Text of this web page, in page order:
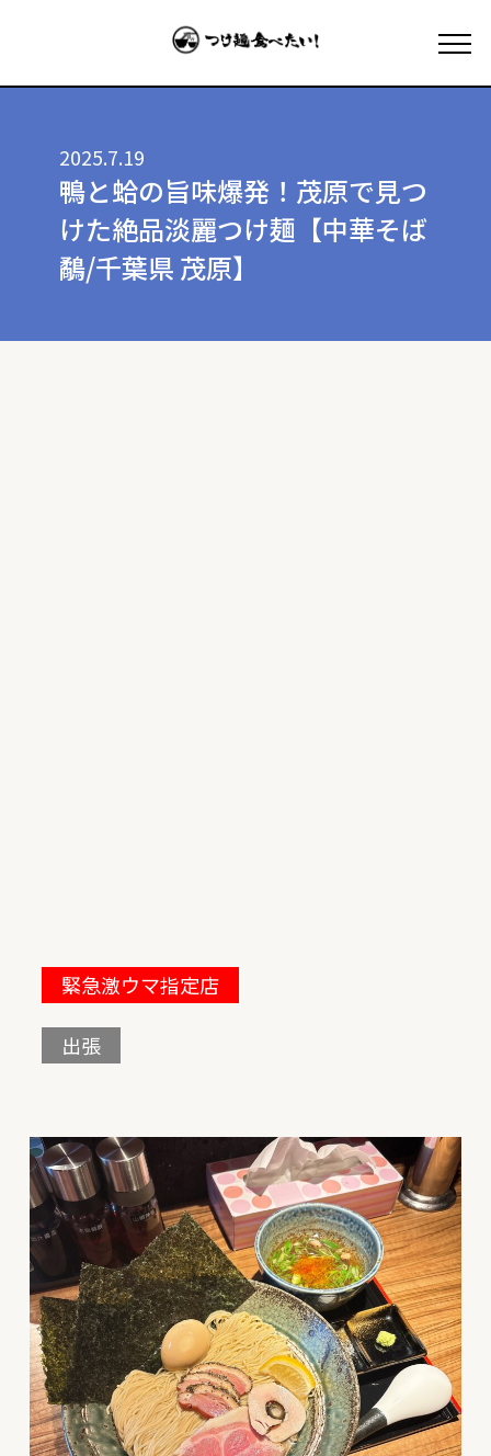
2025.7.19
鴨と蛤の旨味爆発！茂原で見つ
けた絶品淡麗つけ麺【中華そば
鷸/千葉県 茂原】
緊急激ウマ指定店
出張